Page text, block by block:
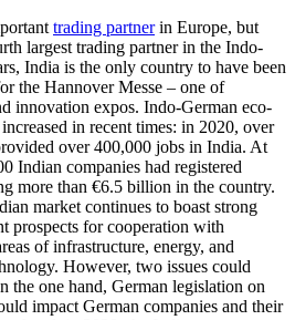
trad­ing partnerin Europe, but
largest trading partner in the Indo-
India is the only country to have been
the Hannover Messe – one of
innovation expos. Indo-German eco­
in recent times: in 2020, over
over 400,000 jobs in India. At
Indian companies had registered
more than €6.5 billion in the country.
market continues to boast strong
prospects for cooperation with
of infrastructure, energy, and
How­ever, two issues could
the one hand, German legis­lation on
impact German companies and their